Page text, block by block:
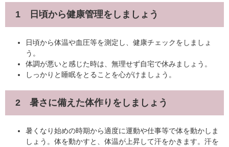
1 日頃から健康管理をしましょう
日頃から体温や血圧等を測定し、健康チェックをしましょ
う。
体調が悪いと感じた時は、無理せず自宅で休みましょう。
しっかりと睡眠をとることを心がけましょう。
2 暑さに備えた体作りをしましょう
暑くなり始めの時期から適度に運動や仕事等で体を動かしま
しょう。体を動かすと、体温が上昇して汗をかきます。汗を